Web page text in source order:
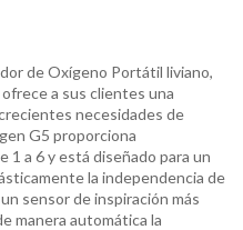
de Oxígeno Portátil liviano,
a sus clientes una
necesidades de
G5 proporciona
1 a 6 y está diseñado para un
la independencia de
sensor de inspiración más
manera automática la